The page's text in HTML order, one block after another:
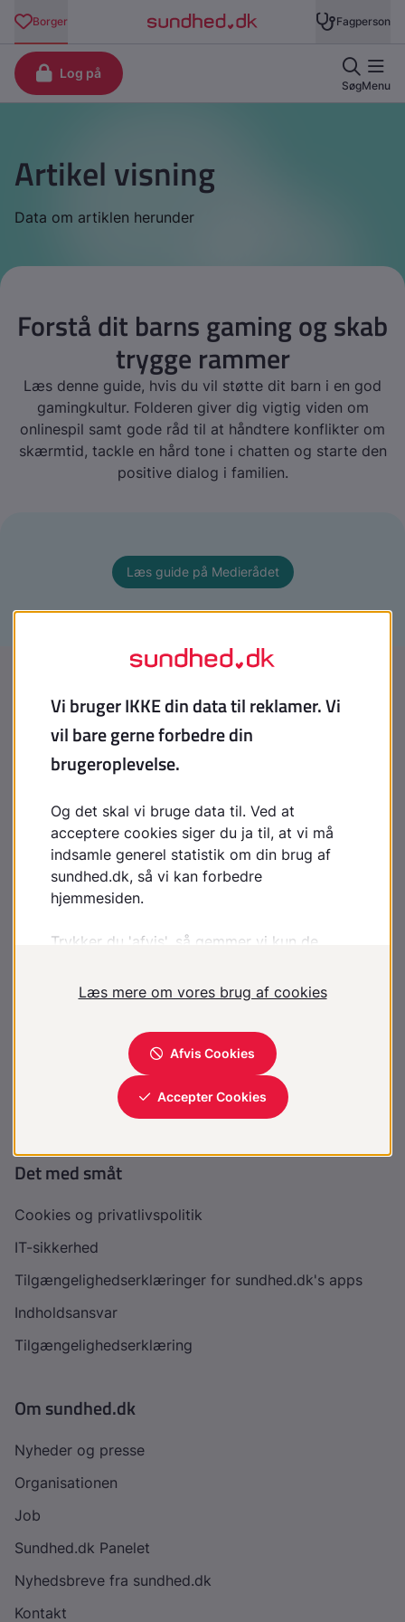
Artikel visning
Data om artiklen herunder
Forstå dit barns gaming og skab
trygge rammer
Læs denne guide, hvis du vil støtte dit barn i en god
gamingkultur. Folderen giver dig vigtig viden om
onlinespil samt gode råd til at håndtere konflikter om
skærmtid, tackle en hård tone i chatten og starte den
positive dialog i familien.
Læs guide på Medierådet